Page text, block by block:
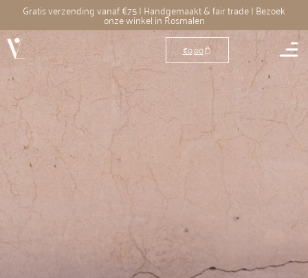
Gratis verzending vanaf €75 | Handgemaakt & fair trade | Bezoek
onze winkel in Rosmalen
€0,00